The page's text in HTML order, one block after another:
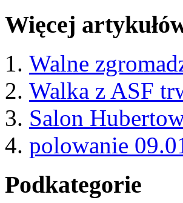
Więcej
Walne
Walka z ASF
Salon
polowanie
Podkategorie